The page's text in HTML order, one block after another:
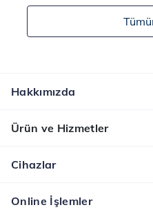
sınırlarını aşarak
güvenlik ve verimlilik
gibi alanlarda büyük
mekaniği prensiplerine
Hakkımızda
Ürün ve Hizmetler
Cihazlar
Online İşlemler